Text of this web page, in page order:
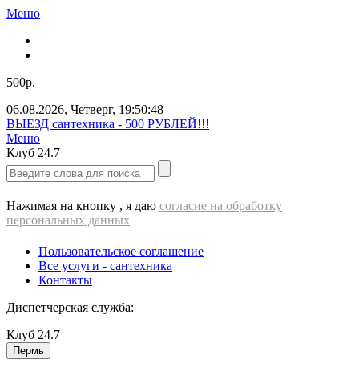
Меню
500р.
06.08.2026, Четверг, 19:50:49
ВЫЕЗД cантехника - 500 РУБЛЕЙ!!!
Меню
Клуб 24.7
Нажимая на кнопку , я даю согласие на обработку
персональных данных
Пользовательское соглашение
Все услуги - cантехника
Контакты
Диспетчерская служба:
Клуб 24.7
Пермь